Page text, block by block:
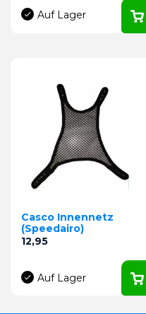
Auf Lager
Casco Innennetz
(Speedairo)
Preis
12,95
Auf Lager